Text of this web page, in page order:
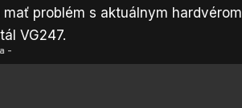
problém s aktuálnym hardvérom
VG247.
-